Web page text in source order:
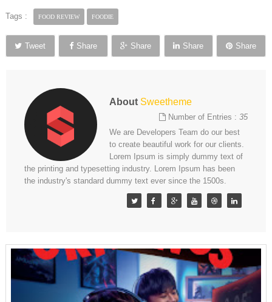
Tags : FOOD REVIEW FOODIE
Tweet Share Share Share Share
About Sweetheme
Number of Entries :35
We are Developers Team do our best
to create beautiful work for our clients.
Lorem Ipsum is simply dummy text of
the printing and typesetting industry. Lorem Ipsum has been
the industry's standard dummy text ever since the 1500s.